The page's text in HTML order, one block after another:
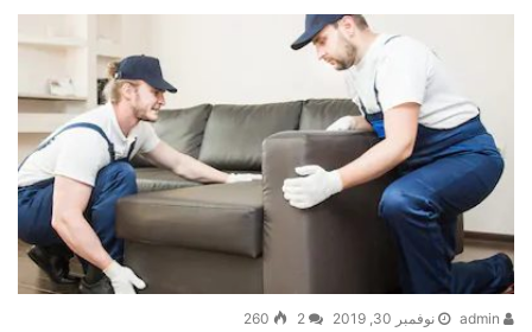
نوفمبر 30, 2019 2
260